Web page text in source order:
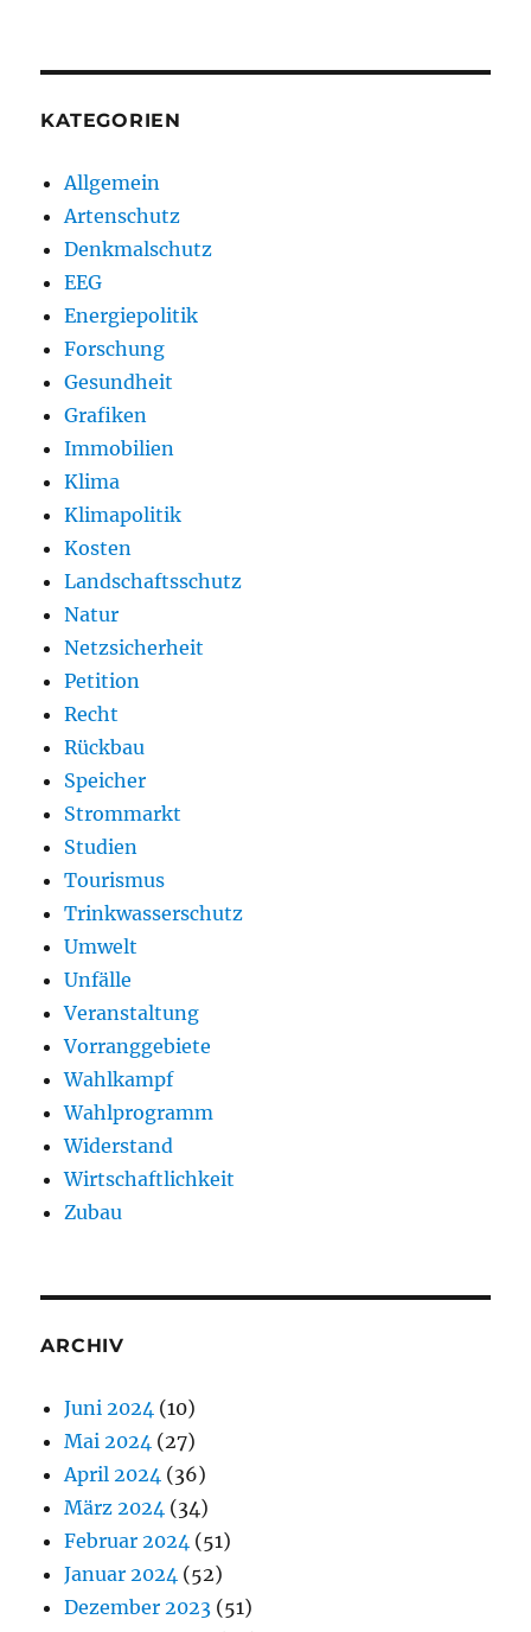
KATEGORIEN
Allgemein
Artenschutz
Denkmalschutz
EEG
Energiepolitik
Forschung
Gesundheit
Grafiken
Immobilien
Klima
Klimapolitik
Kosten
Landschaftsschutz
Natur
Netzsicherheit
Petition
Recht
Rückbau
Speicher
Strommarkt
Studien
Tourismus
Trinkwasserschutz
Umwelt
Unfälle
Veranstaltung
Vorranggebiete
Wahlkampf
Wahlprogramm
Widerstand
Wirtschaftlichkeit
Zubau
ARCHIV
Juni 2024 (10)
Mai 2024 (27)
April 2024 (36)
März 2024 (34)
Februar 2024 (51)
Januar 2024 (52)
Dezember 2023 (51)